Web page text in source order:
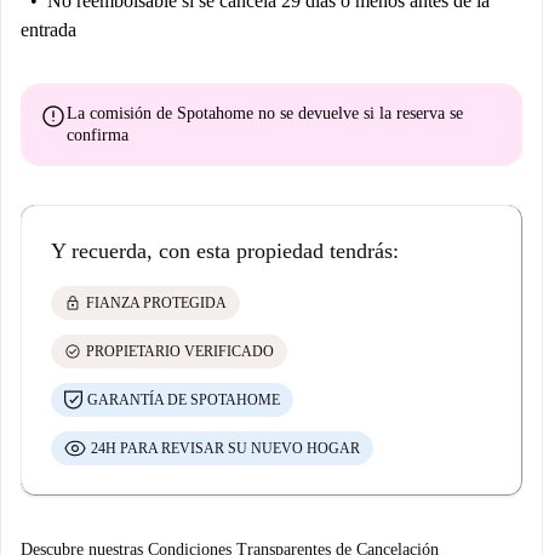
entrada
errorLa comisión de Spotahome no se devuelve si la reserva se
confirma
Y recuerda, con esta propiedad tendrás:
lock FIANZA PROTEGIDA
check_circle PROPIETARIO VERIFICADO
GARANTÍA DE SPOTAHOME
24H PARA REVISAR SU NUEVO HOGAR
Descubre nuestras Condiciones Transparentes de Cancelación